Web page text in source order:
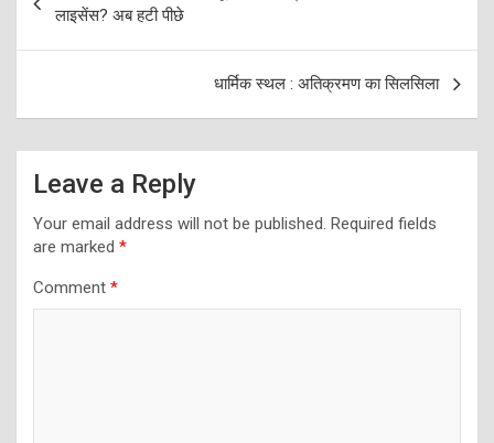
navigation
लाइसेंस? अब हटी पीछे
धार्मिक स्थल : अतिक्रमण का सिलसिला
Leave a Reply
Your email address will not be published. Required fields
are marked *
Comment *